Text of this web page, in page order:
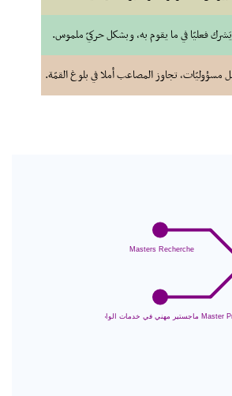
فعليّا في ما يقوم به، وبشكل حركيّ ملموس.
تجاوز المصاعب أملا في بلوغ القمّة.